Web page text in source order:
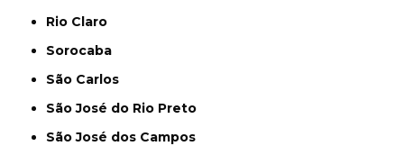
Rio Claro
Sorocaba
São Carlos
São José do Rio Preto
São José dos Campos